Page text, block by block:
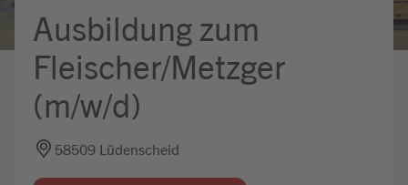
Mein Kandidat:innenprofil
Jobbörse
Ausbildung zum
Fleischer/Metzger
(m/w/d)
58509 Lüdenscheid